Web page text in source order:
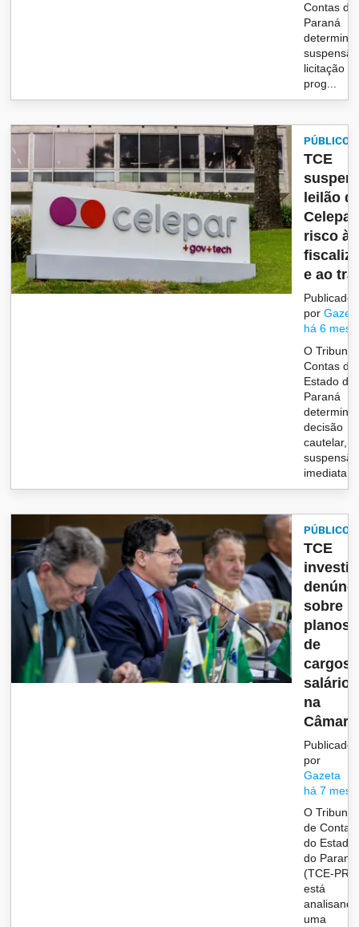
Contas do
Paraná
licitação
prog...
PÚBLICO
TCE
leilão
risco à
e ao
Publicado
por
há 6
O
Contas do
Estado do
Paraná
decisão
cautelar, a
suspensão
imediata
PÚBLICO
TCE
sobre
planos
de
cargos
salários
na
Publicado
por
Gazeta
há 7
O Tribunal
de Contas
do Estado
do Paraná
(TCE-PR)
está
analisando
uma